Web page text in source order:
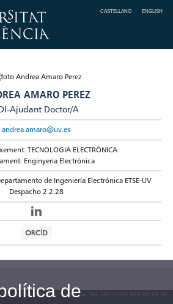
CASTELLANO ENGLISH
AMARO PEREZ
Ajudant Doctor/A
andrea.amaro@uv.es
TECNOLOGIA ELECTRÒNICA
Enginyeria Electrònica
de Ingeniería Electrónica ETSE-UV
Despacho 2.2.28
13. 46010 València. Espanya. Tel. UV: (+34) 963 86 41 00
de